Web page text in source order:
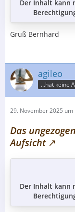
Der Inhalt kann
Gruß Bernhard
agileo
...hat keine
29. November 2025 um
Das
Aufsicht
Der Inhalt kann